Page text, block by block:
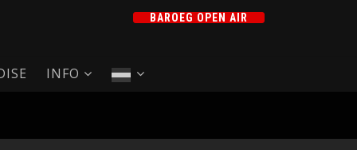
BAROEG OPEN AIR
INFO